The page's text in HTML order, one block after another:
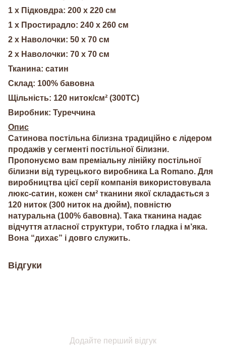
1 х Підковдра: 200 х 220 см
1 х Простирадло: 240 х 260 см
2 х Наволочки: 50 х 70 см
2 х Наволочки: 70 х 70 см
Тканина: сатин
Склад: 100% бавовна
Щільність: 120 ниток/см² (300TC)
Виробник: Туреччина
Опис
Сатинова постільна білизна традиційно є лідером
продажів у сегменті постільної білизни.
Пропонуємо вам преміальну лінійку постільної
білизни від турецького виробника La Romano. Для
виробництва цієї серії компанія використовувала
люкс-сатин, кожен см² тканини якої складається з
120 ниток (300 ниток на дюйм), повністю
натуральна (100% бавовна). Така тканина надає
відчуття атласної структури, тобто гладка і м’яка.
Вона “дихає” і довго служить.
Відгуки
Додайте перший відгук